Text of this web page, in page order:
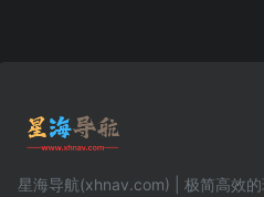
星海导航(xhnav.com) | 极简高效